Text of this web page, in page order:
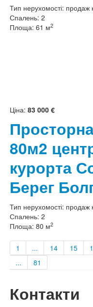
Тип нерухомості: продаж
Спалень: 2
Площа: 61 м2
Ціна: 83 000 €
80м2
курорта
Берег
Тип нерухомості: продаж
Спалень: 2
Площа: 80 м2
1 ... 14 15
...
81
Контакти